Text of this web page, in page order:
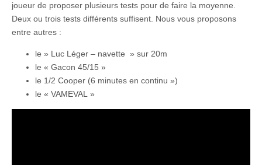
joueur de proposer plusieurs tests pour de faire la moyenne.
Deux ou trois tests différents suffisent. Nous vous proposons
entre autres :
le » Luc Léger – navette » sur 20m
le « Gacon 45/15 »
le 1/2 Cooper (6 minutes en continu »)
le « VAMEVAL »